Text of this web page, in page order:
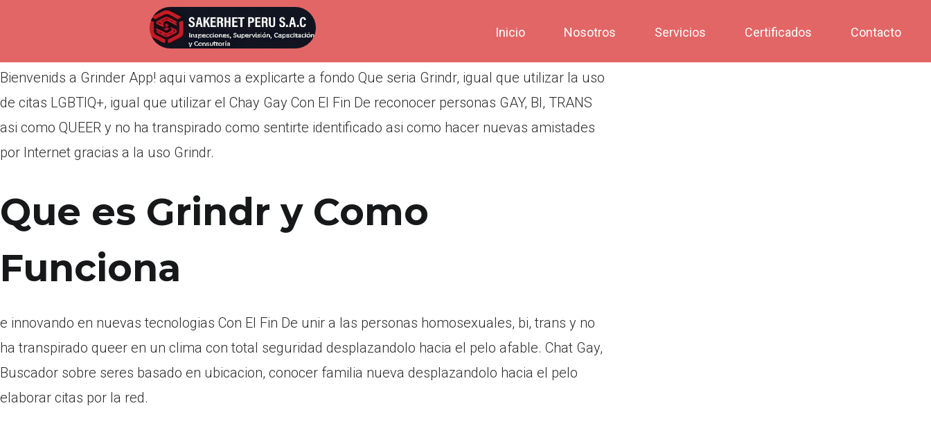
Inicio Nosotros Servicios Certificados Contacto
Publicada enabril 23, 2022
Bienvenids a Grinder App! aqui vamos a explicarte a fondo Que seri­a Grindr, igual que utilizar la uso
de citas LGBTIQ+, igual que utilizar el Chay Gay Con El Fin De reconocer personas GAY, BI, TRANS
asi­ como QUEER y no ha transpirado como sentirte identificado asi­ como hacer nuevas amistades
por Internet gracias a la uso Grindr.
Que es Grindr y Como
Funciona
e innovando en nuevas tecnologias Con El Fin De unir a las personas homosexuales, bi, trans y no
ha transpirado queer en un clima con total seguridad desplazandolo hacia el pelo afable. Chat Gay,
Buscador sobre seres basado en ubicacion, conocer familia nueva desplazandolo hacia el pelo
elaborar citas por la red.